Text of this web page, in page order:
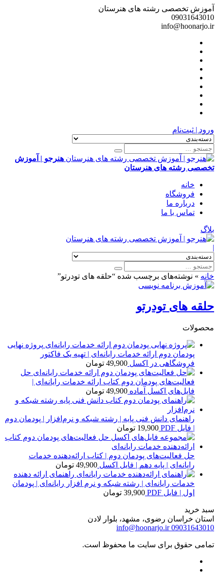
آموزش تخصصی رشته های هنرستان
09031643010
info@hoonarjo.ir
ورود | ثبت‌نام
هنرجو | آموزش
تخصصی رشته های هنرستان
خانه
فروشگاه
درباره ما
تماس با ما
بلاگ
|
خانه » نوشته‌های برچسب شده “حلقه های تودرتو”
حلقه های تودرتو
محصولات
پروژه نهایی
پودمان دوم ارائه خدمات رایانه‌ای | تهیه یک فاکتور
فروشگاهی در اکسل 49,900 تومان
حل
فعالیت‌های پودمان دوم کتاب ارائه خدمات رایانه‌ای |
فایل‌های اکسل آماده 49,900 تومان
راهنمای دانش فنی پایه | رشته شبکه و نرم‌افزار | پودمان دوم
| فایل PDF
19,900 تومان
حل فعالیت‌های پودمان دوم | کتاب ارائه‌دهنده خدمات
رایانه‌ای | پایه دهم | فایل اکسل 49,900 تومان
راهنمای ارائه دهنده
خدمات رایانه‌ای | رشته شبکه و نرم افزار رایانه‌ای | پودمان
اول | فایل PDF
39,900 تومان
سبد خرید
استان خراسان رضوی، مشهد، بلوار لادن
09031643010
info@hoonarjo.ir
تمامی حقوق برای سایت ما محفوظ است.